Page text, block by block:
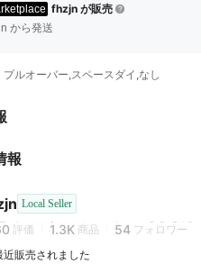
fhzjn が販売
から発送
プルオーバー,スペースダイ,なし
報
Local Seller
1.3K
評価 1.3K 商品 54 フォロワー
1.3K
販売されました